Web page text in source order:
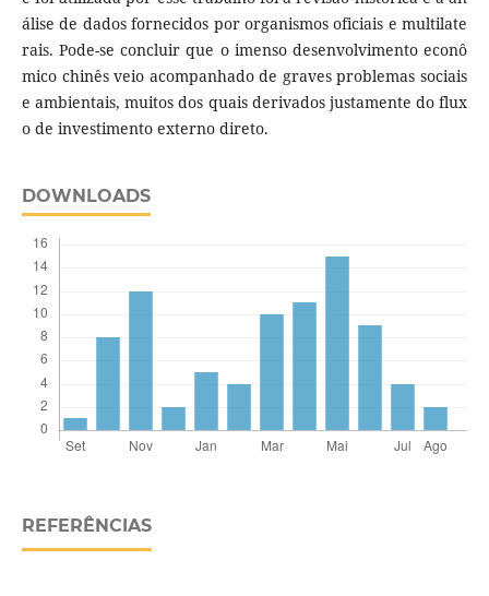
álise de dados fornecidos por organismos oficiais e multilate
rais. Pode-se concluir que o imenso desenvolvimento econô
mico chinês veio acompanhado de graves problemas sociais
e ambientais, muitos dos quais derivados justamente do flux
o de investimento externo direto.
DOWNLOADS
REFERÊNCIAS